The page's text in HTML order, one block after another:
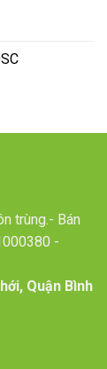
trùng.- Bán
-
Quận Bình